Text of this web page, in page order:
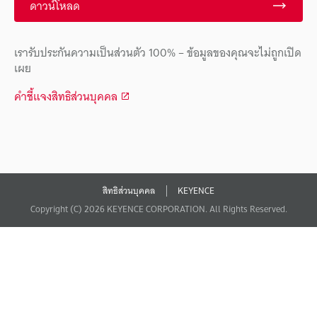
ดาวน์โหลด
เรารับประกันความเป็นส่วนตัว 100% – ข้อมูลของคุณจะไม่ถูกเปิด
เผย
คำชี้แจงสิทธิส่วนบุคคล
สิทธิส่วนบุคคล
KEYENCE
Copyright (C) 2026 KEYENCE CORPORATION. All Rights Reserved.